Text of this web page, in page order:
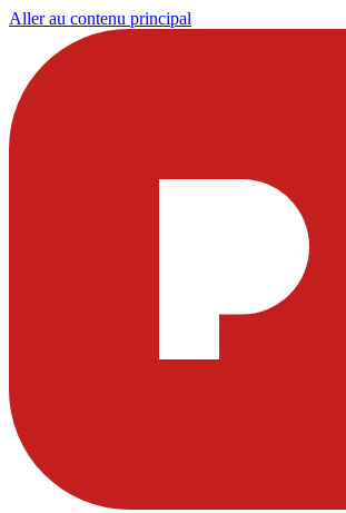
Aller au contenu principal